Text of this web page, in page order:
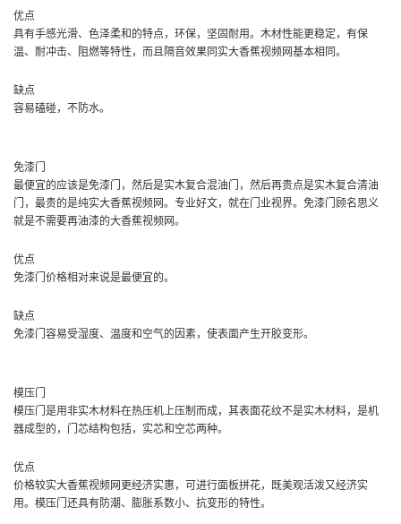
优点
具有手感光滑、色泽柔和的特点，环保，坚固耐用。木材性能更稳定，有保
温、耐冲击、阻燃等特性，而且隔音效果同实大香蕉视频网基本相同。
缺点
容易磕碰，不防水。
免漆门
最便宜的应该是免漆门，然后是实木复合混油门，然后再贵点是实木复合清油
门，最贵的是纯实大香蕉视频网。专业好文，就在门业视界。免漆门顾名思义
就是不需要再油漆的大香蕉视频网。
优点
免漆门价格相对来说是最便宜的。
缺点
免漆门容易受湿度、温度和空气的因素，使表面产生开胶变形。
模压门
模压门是用非实木材料在热压机上压制而成，其表面花纹不是实木材料，是机
器成型的，门芯结构包括，实芯和空芯两种。
优点
价格较实大香蕉视频网更经济实惠，可进行面板拼花，既美观活泼又经济实
用。模压门还具有防潮、膨胀系数小、抗变形的特性。